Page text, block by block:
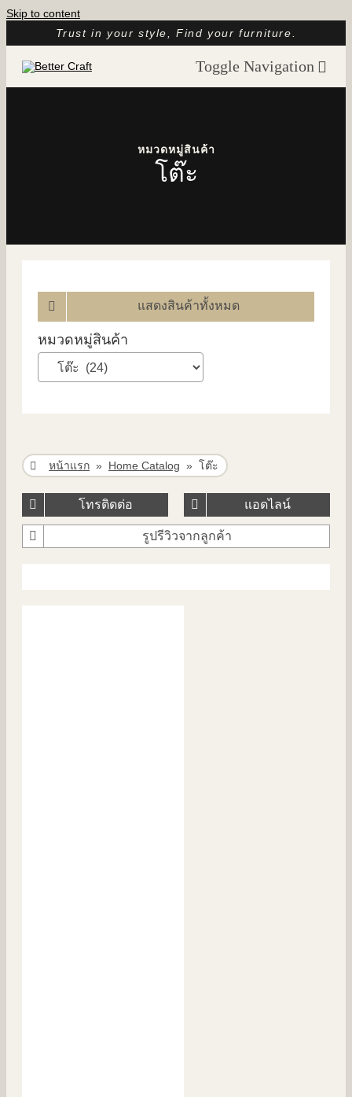
Skip to content
Trust in your style, Find your furniture.
Toggle Navigation
หมวดหมู่สินค้า
โต๊ะ
หน้าแรก » Home Catalog » โต๊ะ
รูปรีวิวจากลูกค้า
โทรติดต่อ แอดไลน์
แสดงสินค้าทั้งหมด
หมวดหมู่สินค้า